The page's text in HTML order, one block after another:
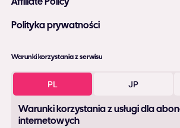
Affiliate Policy
Polityka prywatności
Warunki korzystania z serwisu
PL JP
Warunki korzystania z usługi dla
internetowych